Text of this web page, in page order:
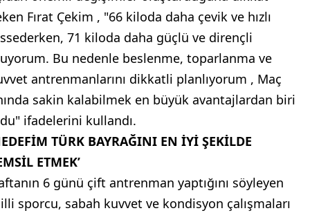
Fırat Çekim , "66 kiloda daha çevik ve hızlı
71 kiloda daha güçlü ve dirençli
Bu nedenle beslenme, toparlanma ve
antrenmanlarını dikkatli planlıyorum , Maç
sakin kalabilmek en büyük avantajlardan biri
ifadelerini kullandı.
TÜRK BAYRAĞINI EN İYİ ŞEKİLDE
ETMEK’
6 günü çift antrenman yaptığını söyleyen
sporcu, sabah kuvvet ve kondisyon çalışmaları